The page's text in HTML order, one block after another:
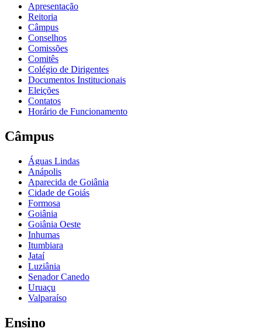
Apresentação
Reitoria
Câmpus
Conselhos
Comissões
Comitês
Colégio de Dirigentes
Documentos Institucionais
Eleições
Contatos
Horário de Funcionamento
Câmpus
Águas Lindas
Anápolis
Aparecida de Goiânia
Cidade de Goiás
Formosa
Goiânia
Goiânia Oeste
Inhumas
Itumbiara
Jataí
Luziânia
Senador Canedo
Uruaçu
Valparaíso
Ensino